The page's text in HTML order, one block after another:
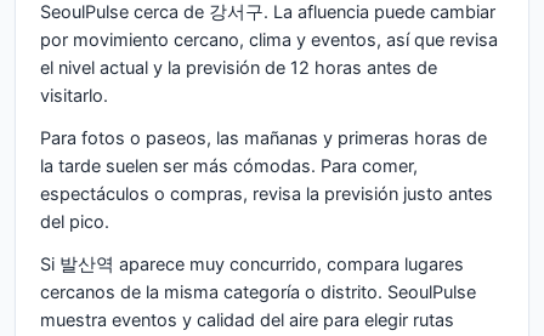
SeoulPulse cerca de 강서구. La afluencia puede cambiar
por movimiento cercano, clima y eventos, así que revisa
el nivel actual y la previsión de 12 horas antes de
visitarlo.
Para fotos o paseos, las mañanas y primeras horas de
la tarde suelen ser más cómodas. Para comer,
espectáculos o compras, revisa la previsión justo antes
del pico.
Si 발산역 aparece muy concurrido, compara lugares
cercanos de la misma categoría o distrito. SeoulPulse
muestra eventos y calidad del aire para elegir rutas